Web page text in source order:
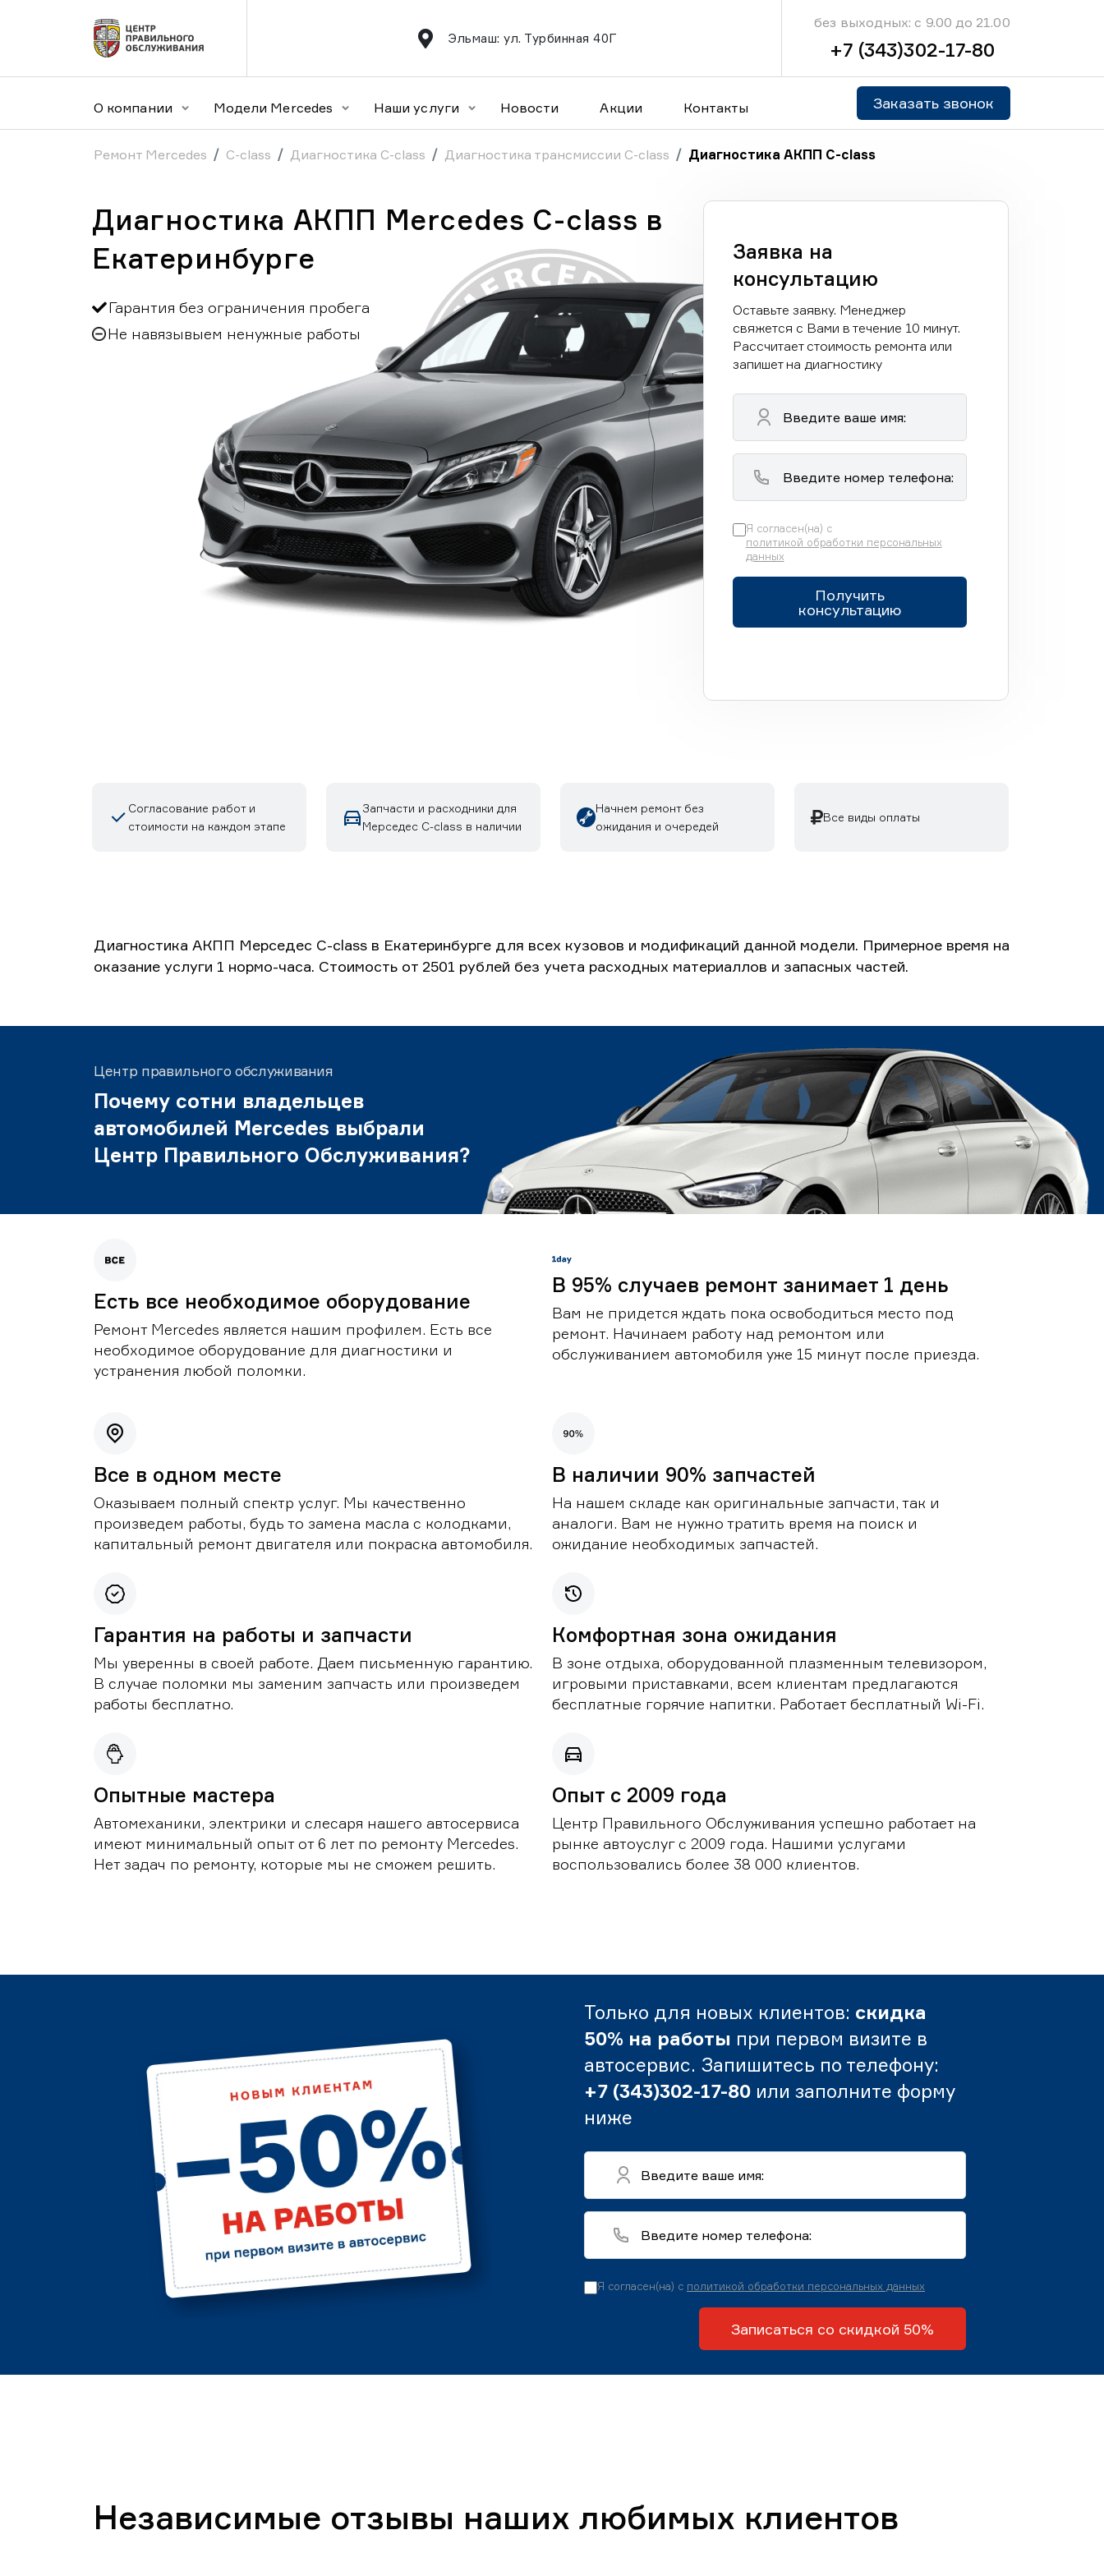
Эльмаш: ул. Турбинная 40Г
без выходных: с 9.00 до 21.00
+7 (343)302-17-80
О компании Модели Mercedes Наши услуги Новости Акции Контакты Заказать звонок
Ремонт Mercedes C-class Диагностика C-class Диагностика трансмиссии C-class Диагностика АКПП C-class
Диагностика АКПП Mercedes C-class в
Екатеринбурге
Гарантия без ограничения пробега
Не навязывыем ненужные работы
Заявка на
консультацию
Оставьте заявку. Менеджер
свяжется с Вами в течение 10 минут.
Рассчитает стоимость ремонта или
запишет на диагностику
Я согласен(на) с
политикой обработки персональных
данных
Получить
консультацию
Согласование работ и
стоимости на каждом этапе
Запчасти и расходники для
Мерседес C-class в наличии
Начнем ремонт без
ожидания и очередей
Все виды оплаты
Диагностика АКПП Мерседес C-class в Екатеринбурге для всех кузовов и модификаций данной модели. Примерное время на
оказание услуги 1 нормо-часа. Стоимость от 2501 рублей без учета расходных материаллов и запасных частей.
Центр правильного обслуживания
Почему сотни владельцев
автомобилей Mercedes выбрали
Центр Правильного Обслуживания?
Есть все необходимое оборудование
Ремонт Mercedes является нашим профилем. Есть все
необходимое оборудование для диагностики и
устранения любой поломки.
В 95% случаев ремонт занимает 1 день
Вам не придется ждать пока освободиться место под
ремонт. Начинаем работу над ремонтом или
обслуживанием автомобиля уже 15 минут после приезда.
Все в одном месте
Оказываем полный спектр услуг. Мы качественно
произведем работы, будь то замена масла с колодками,
капитальный ремонт двигателя или покраска автомобиля.
В наличии 90% запчастей
На нашем складе как оригинальные запчасти, так и
аналоги. Вам не нужно тратить время на поиск и
ожидание необходимых запчастей.
Гарантия на работы и запчасти
Мы уверенны в своей работе. Даем письменную гарантию.
В случае поломки мы заменим запчасть или произведем
работы бесплатно.
Комфортная зона ожидания
В зоне отдыха, оборудованной плазменным телевизором,
игровыми приставками, всем клиентам предлагаются
бесплатные горячие напитки. Работает бесплатный Wi-Fi.
Опытные мастера
Автомеханики, электрики и слесаря нашего автосервиса
имеют минимальный опыт от 6 лет по ремонту Mercedes.
Нет задач по ремонту, которые мы не сможем решить.
Опыт с 2009 года
Центр Правильного Обслуживания успешно работает на
рынке автоуслуг с 2009 года. Нашими услугами
воспользовались более 38 000 клиентов.
Только для новых клиентов: скидка
50% на работы при первом визите в
автосервис. Запишитесь по телефону:
+7 (343)302-17-80 или заполните форму
ниже
Я согласен(на) с политикой обработки персональных данных
Записаться со скидкой 50%
Независимые отзывы наших любимых клиентов